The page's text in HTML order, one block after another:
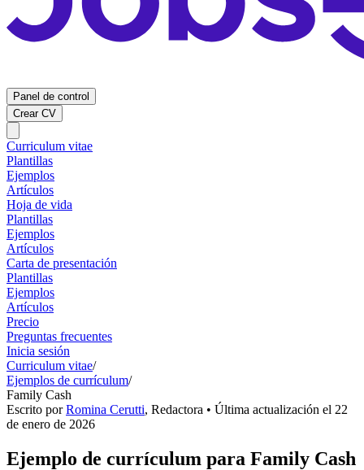
Panel de control
Crear CV
Curriculum vitae
Plantillas
Ejemplos
Artículos
Hoja de vida
Plantillas
Ejemplos
Artículos
Carta de presentación
Plantillas
Ejemplos
Artículos
Precio
Preguntas frecuentes
Inicia sesión
Curriculum vitae/
Ejemplos de currículum/
Family Cash
Escrito porRomina Cerutti, Redactora • Última actualización el 22
de enero de 2026
Ejemplo de currículum para Family Cash